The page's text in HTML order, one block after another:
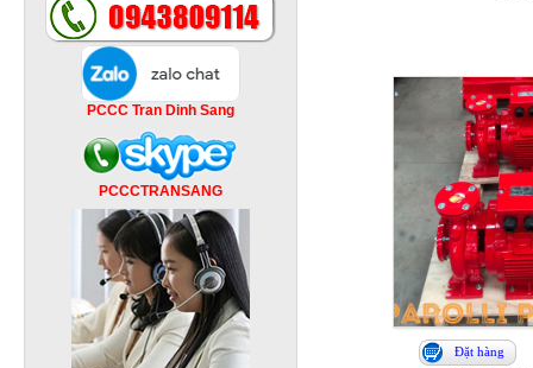
PCCC Tran Dinh Sang
PCCCTRANSANG
Đặt hàng